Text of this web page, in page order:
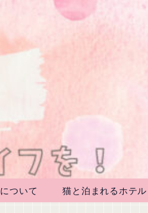
ついて 猫と泊まれるホテル